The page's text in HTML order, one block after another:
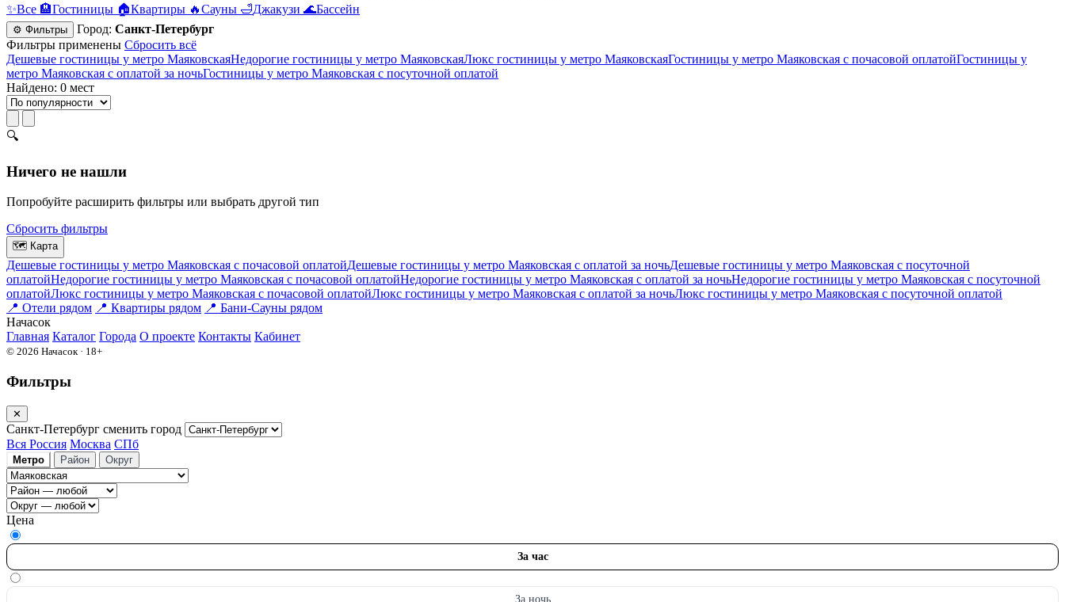
✨Все 🏨Гостиницы 🏠Квартиры 🔥Сауны 🛁Джакузи 🌊Бассейн
⚙ Фильтры Город: Санкт-Петербург
Фильтры применены Сбросить всё
Дешевые гостиницы у метро МаяковскаяНедорогие гостиницы у метро МаяковскаяЛюкс гостиницы у метро МаяковскаяГостиницы у метро Маяковская c почасовой оплатойГостиницы у
метро Маяковская с оплатой за ночьГостиницы у метро Маяковская c посуточной оплатой
Найдено: 0 мест
🔍
Ничего не нашли
Попробуйте расширить фильтры или выбрать другой тип
Сбросить фильтры
🗺 Карта
Дешевые гостиницы у метро Маяковская c почасовой оплатойДешевые гостиницы у метро Маяковская с оплатой за ночьДешевые гостиницы у метро Маяковская c посуточной
оплатойНедорогие гостиницы у метро Маяковская c почасовой оплатойНедорогие гостиницы у метро Маяковская с оплатой за ночьНедорогие гостиницы у метро Маяковская c посуточной
оплатойЛюкс гостиницы у метро Маяковская c почасовой оплатойЛюкс гостиницы у метро Маяковская с оплатой за ночьЛюкс гостиницы у метро Маяковская c посуточной оплатой
📍 Отели рядом 📍 Квартиры рядом 📍 Бани-Сауны рядом
Начасок
Главная Каталог Города О проекте Контакты Кабинет
© 2026 Начасок · 18+
Фильтры
✕
Санкт-Петербург сменить город
Вся Россия Москва СПб
Метро Район Округ
Цена
За час
За ночь